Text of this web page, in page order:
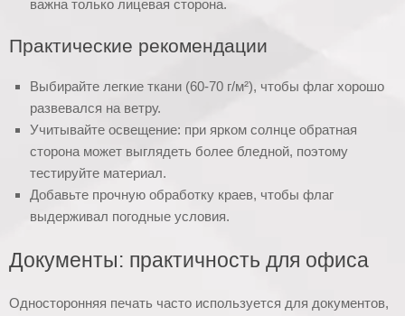
важна только лицевая сторона.
Практические рекомендации
Выбирайте легкие ткани (60-70 г/м²), чтобы флаг хорошо
развевался на ветру.
Учитывайте освещение: при ярком солнце обратная
сторона может выглядеть более бледной, поэтому
тестируйте материал.
Добавьте прочную обработку краев, чтобы флаг
выдерживал погодные условия.
Документы: практичность для офиса
Односторонняя печать часто используется для документов,